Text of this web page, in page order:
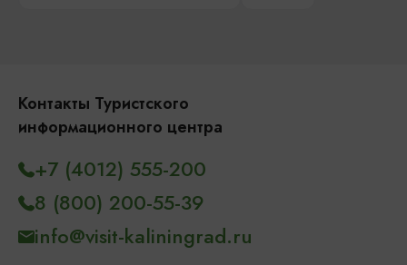
Контакты Туристского
информационного центра
+7 (4012) 555-200
8 (800) 200-55-39
info@visit-kaliningrad.ru